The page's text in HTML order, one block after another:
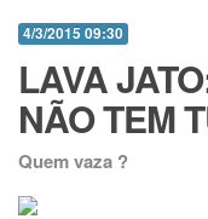
4/3/2015 09:30
LAVA
NÃO TEM
Quem vaza ?